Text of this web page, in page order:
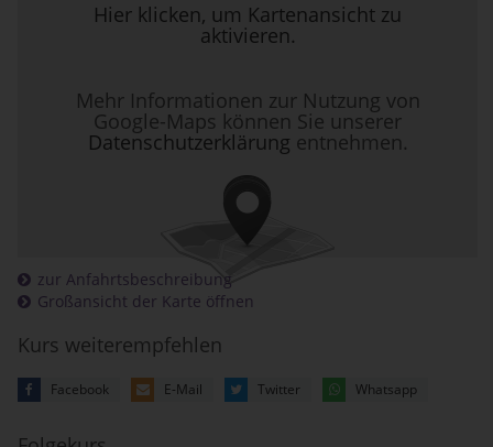
Hier klicken, um Kartenansicht zu
aktivieren.
Mehr Informationen zur Nutzung von
Google-Maps können Sie unserer
Datenschutzerklärung entnehmen.
zur Anfahrtsbeschreibung
Großansicht der Karte öffnen
Kurs weiterempfehlen
Facebook E-Mail Twitter Whatsapp